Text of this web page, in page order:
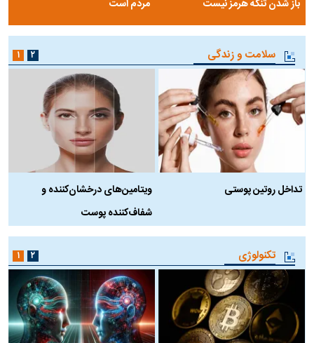
باز شدن تنگه هرمز نیست مردم است
سلامت و زندگی
تداخل روتین پوستی
ویتامین‌های درخشان‌کننده و
شفاف‌کننده پوست
۱ ۲
تکنولوژی ۱ ۲